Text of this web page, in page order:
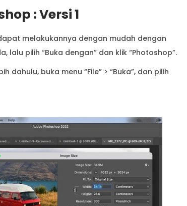
: Versi 1
melakukannya dengan mudah dengan
pilih “Buka dengan” dan klik “Photoshop”.
buka menu “File” > “Buka”, dan pilih